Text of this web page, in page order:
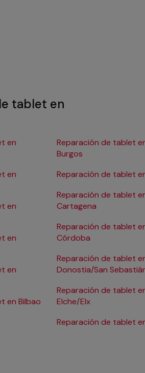
tablet en
en
en
en
en
en
en Bilbao
Reparación de tablet
Burgos
Reparación de tablet
Reparación de tablet
Cartagena
Reparación de tablet
Córdoba
Reparación de tablet
Donostia/San
Reparación de tablet
Elche/Elx
Reparación de tablet